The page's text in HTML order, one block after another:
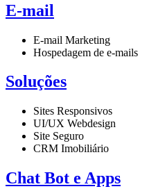
E-mail
E-mail Marketing
Hospedagem de e-mails
Soluções
Sites Responsivos
UI/UX Webdesign
Site Seguro
CRM Imobiliário
Chat Bot e Apps